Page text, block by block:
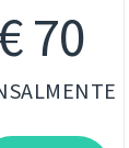
70